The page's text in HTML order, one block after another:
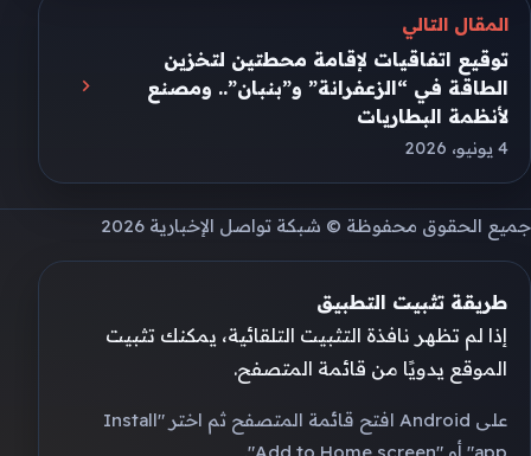
المقال التالي
توقيع اتفاقيات لإقامة محطتين لتخزين
الطاقة في “الزعفرانة” و”بنبان”.. ومصنع
لأنظمة البطاريات
4 يونيو، 2026
جميع الحقوق محفوظة © شبكة تواصل الإخبارية 2026
طريقة تثبيت التطبيق
إذا لم تظهر نافذة التثبيت التلقائية، يمكنك تثبيت
الموقع يدويًا من قائمة المتصفح.
على Android افتح قائمة المتصفح ثم اختر "Install
app" أو "Add to Home screen".